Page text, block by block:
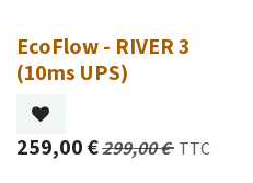
Nouveau !
EcoFlow - RIVER 3
(10ms UPS)
259,00€299,00€ TTC